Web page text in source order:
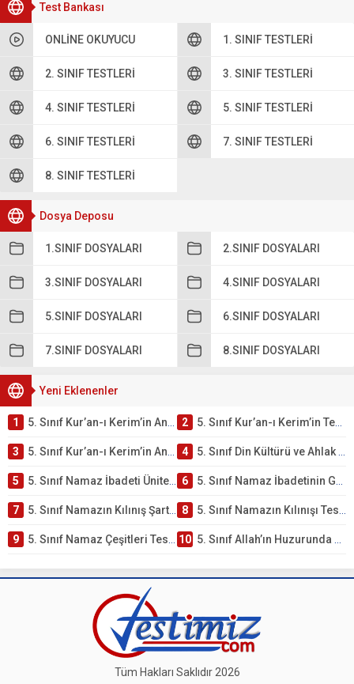
Test Bankası
ONLINE OKUYUCU 1. SINIF TESTLERI
2. SINIF TESTLERI 3. SINIF TESTLERI
4. SINIF TESTLERI 5. SINIF TESTLERI
6. SINIF TESTLERI 7. SINIF TESTLERI
8. SINIF TESTLERI
Dosya Deposu
1.SINIF DOSYALARI 2.SINIF DOSYALARI
3.SINIF DOSYALARI 4.SINIF DOSYALARI
5.SINIF DOSYALARI 6.SINIF DOSYALARI
7.SINIF DOSYALARI 8.SINIF DOSYALARI
Yeni Eklenenler
1 5. Sınıf Kur’an-ı Kerim’in Ana Konuları Testi – Online Çöz 2 5. Sınıf Kur’an-ı Kerim’in Temel Özellikleri ve Önemi Testi – Online Çöz
3 5. Sınıf Kur’an-ı Kerim’in Anlamı ve Önemi Testi – Online Çöz 4 5. Sınıf Din Kültürü ve Ahlak Bilgisi 2. Ünite: Namaz İbadeti Çalışmaları
5 5. Sınıf Namaz İbadeti Ünite Testi – Online Çöz 6 5. Sınıf Namaz İbadetinin Getirdiği Faydalar Testi
7 5. Sınıf Namazın Kılınış Şartları Testi 8 5. Sınıf Namazın Kılınışı Testi – Online Çöz
9 5. Sınıf Namaz Çeşitleri Testi – Online Çöz 10 5. Sınıf Allah’ın Huzurunda Olmak – Namaz İbadeti Testi
Tüm Hakları Saklıdır 2026